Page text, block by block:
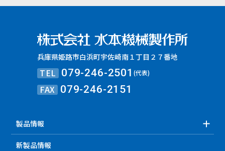
兵庫県姫路市白浜町宇佐崎南１丁目２７番地
TEL 079-246-2501(代表)
FAX 079-246-2151
製品情報
新製品情報